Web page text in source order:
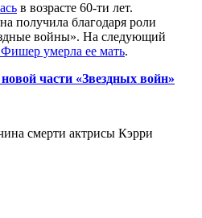
в возрасте 60-ти лет.
получила благодаря роли
войны». На следующий
умерла ее мать.
части «Звездных войн»
смерти актрисы Кэрри